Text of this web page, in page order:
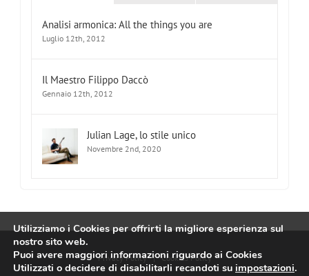
Analisi armonica: All the things you are
Luglio 12th, 2012
Il Maestro Filippo Daccò
Gennaio 12th, 2012
Julian Lage, lo stile unico
Novembre 2nd, 2020
Privacy Policy|Cookies Policy
Utilizziamo i Cookies per offrirti la migliore esperienza sul
nostro sito web.
Puoi avere maggiori informazioni riguardo ai Cookies
Utilizzati o decidere di disabilitarli recandoti su impostazioni.